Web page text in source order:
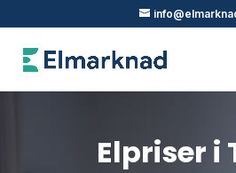
Elpriser i